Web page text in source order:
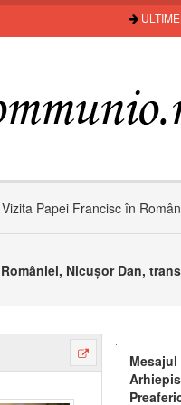
Vizita Papei Francisc în